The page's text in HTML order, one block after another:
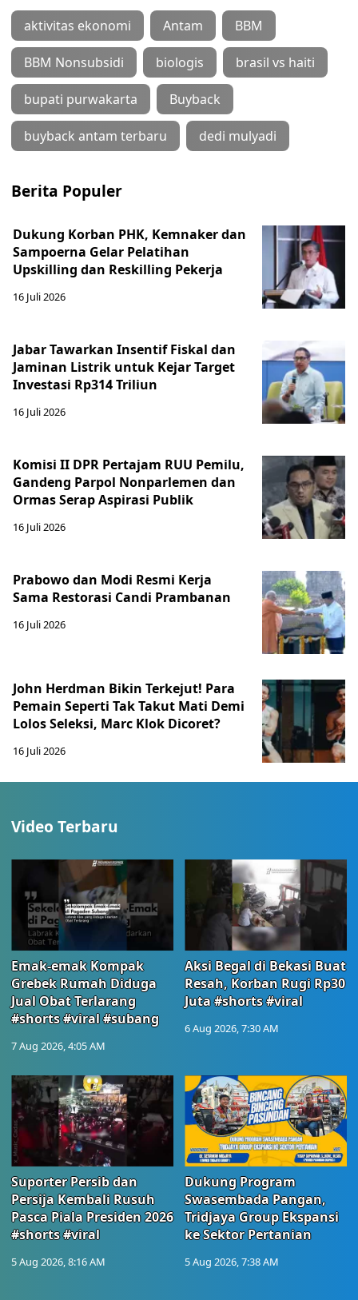
aktivitas ekonomi Antam BBM
BBM Nonsubsidi biologis brasil vs haiti
bupati purwakarta Buyback
buyback antam terbaru dedi mulyadi
Berita Populer
Dukung Korban PHK, Kemnaker dan
Sampoerna Gelar Pelatihan
Upskilling dan Reskilling Pekerja
16 Juli 2026
Jabar Tawarkan Insentif Fiskal dan
Jaminan Listrik untuk Kejar Target
Investasi Rp314 Triliun
16 Juli 2026
Komisi II DPR Pertajam RUU Pemilu,
Gandeng Parpol Nonparlemen dan
Ormas Serap Aspirasi Publik
16 Juli 2026
Prabowo dan Modi Resmi Kerja
Sama Restorasi Candi Prambanan
16 Juli 2026
John Herdman Bikin Terkejut! Para
Pemain Seperti Tak Takut Mati Demi
Lolos Seleksi, Marc Klok Dicoret?
16 Juli 2026
Video Terbaru
Emak-emak Kompak
Grebek Rumah Diduga
Jual Obat Terlarang
#shorts #viral #subang
7 Aug 2026, 4:05 AM
Aksi Begal di Bekasi Buat
Resah, Korban Rugi Rp30
Juta #shorts #viral
6 Aug 2026, 7:30 AM
Suporter Persib dan
Persija Kembali Rusuh
Pasca Piala Presiden 2026
#shorts #viral
5 Aug 2026, 8:16 AM
Dukung Program
Swasembada Pangan,
Tridjaya Group Ekspansi
ke Sektor Pertanian
5 Aug 2026, 7:38 AM